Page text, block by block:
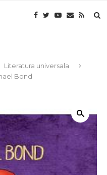
Literatura universala
Bond